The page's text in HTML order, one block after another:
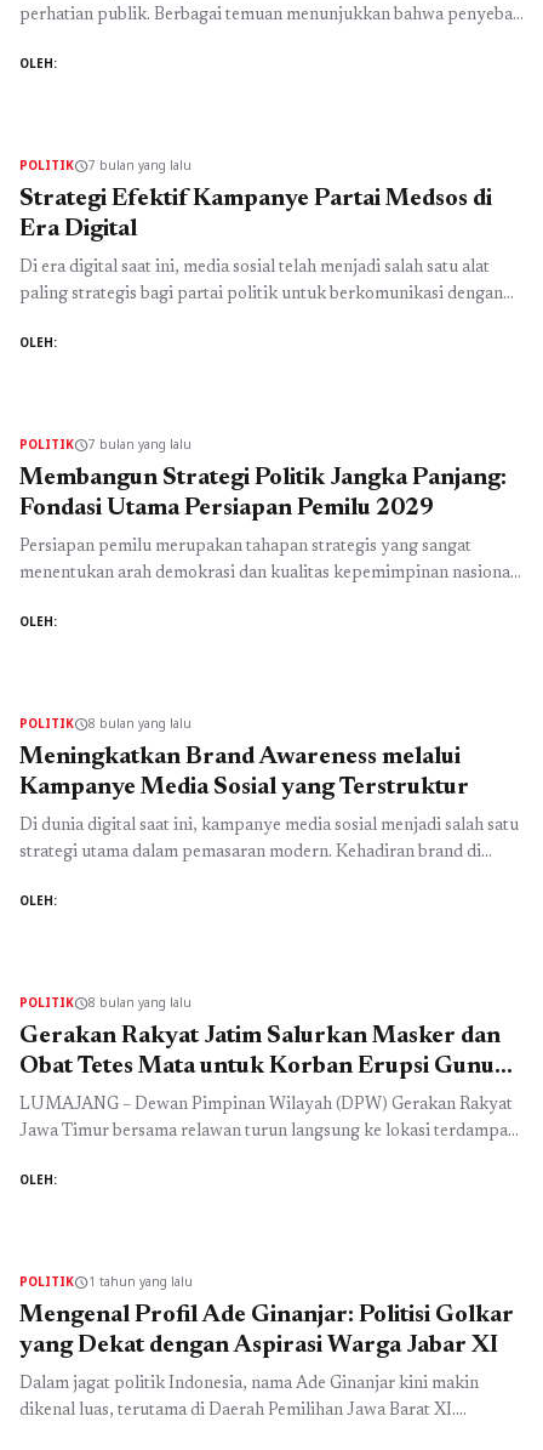
perhatian publik. Berbagai temuan menunjukkan bahwa penyebab
pembukaan lahan yang dilakukan melalui izin resmi. Kondisi ini
Selengkapnya
OLEH:
POLITIKschedule7 bulan yang lalu
Strategi Efektif Kampanye Partai Medsos di
Era Digital
Di era digital saat ini, media sosial telah menjadi salah satu alat
paling strategis bagi partai politik untuk berkomunikasi dengan
menghabiskan waktu di platform digital menjadikan kampanye
OLEH:
POLITIKschedule7 bulan yang lalu
Membangun Strategi Politik Jangka Panjang:
Fondasi Utama Persiapan Pemilu 2029
Persiapan pemilu merupakan tahapan strategis yang sangat
menentukan arah demokrasi dan kualitas kepemimpinan nasional.
pemilu 2029 perlu dipahami sebagai proses jangka panjang yang
berorientasi pada kepentingan masyarakat luas. ...
Selengkapnya
OLEH:
POLITIKschedule8 bulan yang lalu
Meningkatkan Brand Awareness melalui
Kampanye Media Sosial yang Terstruktur
Di dunia digital saat ini, kampanye media sosial menjadi salah satu
strategi utama dalam pemasaran modern. Kehadiran brand di
dan LinkedIn tidak cukup hanya dengan memposting konten
Selengkapnya
OLEH:
POLITIKschedule8 bulan yang lalu
Gerakan Rakyat Jatim Salurkan Masker dan
Obat Tetes Mata untuk Korban Erupsi Gunung
Semeru
LUMAJANG – Dewan Pimpinan Wilayah (DPW) Gerakan Rakyat
Jawa Timur bersama relawan turun langsung ke lokasi terdampak
Mereka menyalurkan bantuan berupa masker dan obat tetes mata
OLEH:
POLITIKschedule1 tahun yang lalu
Mengenal Profil Ade Ginanjar: Politisi Golkar
yang Dekat dengan Aspirasi Warga Jabar XI
Dalam jagat politik Indonesia, nama Ade Ginanjar kini makin
dikenal luas, terutama di Daerah Pemilihan Jawa Barat XI.